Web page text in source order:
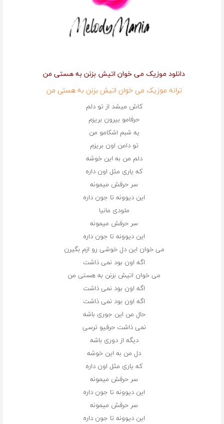
دانلود موزیک می خوان اتیش بزنن به هستی من
ترانه موزیک می خوان اتیش بزنن به هستی من
کاش میشد از تو دلم
حرفامو بیرون بریزم
یه شبم اشکامو من
تو دامن اون بریزم
دلم من به این خوشه
که یاری مثل اون داره
سر حرفش میمونه
این دیوونه تا جون داره
ملودی مانیا
سر حرفش میمونه
این دیوونه تا جون داره
می خوان این دل خوشی رو ازم بگیرن
اگه اون بود نمی ذاشت
می خوان اتیش بزنن به هستی من
اگه اون بود نمی ذاشت
اگه اون بود نمی ذاشت
حال من این جوری باشه
نمی ذاشت حرفیو ترسی
دیگه از دوری باشه
دل من به این خوشه
که یاری مثل اون داره
سر حرفش میمونه
این دیوونه تا جون داره
سر حرفش میمونه
این دیوونه تا جون داره